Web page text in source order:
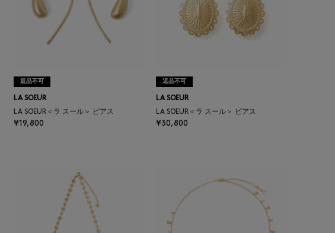
返品不可
LA SOEUR
LA SOEUR＜ラ スール＞ ピアス
¥19,800
返品不可
LA SOEUR
LA SOEUR＜ラ スール＞ ピアス
¥30,800